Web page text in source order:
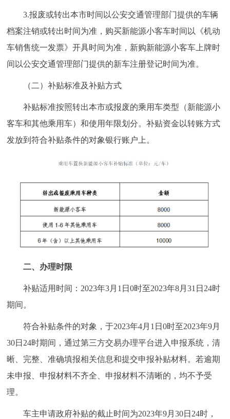
3.报废或转出本市时间以公安交通管理部门提供的车辆
档案注销或转出时间为准，购买新能源小客车时间以《机动
车销售统一发票》开具时间为准，新购新能源小客车上牌时
间以公安交通管理部门提供的新车注册登记时间为准。
（二）补贴标准及补贴方式
补贴标准按照转出本市或报废的乘用车类型（新能源小
客车和其他乘用车）和使用年限划分。补贴资金以转账方式
发放到符合补贴条件的对象银行账户上。
二、办理时限
补贴适用时间：2023年3月1日0时至2023年8月31日24时
期间。
符合补贴条件的对象，于2023年4月1日0时至2023年9月
30日24时期间，通过第三方交易办理平台进入申报系统，清
晰、完整、准确填报相关信息和提交申报补贴材料。若逾期
未申报、申报材料不齐全、申报材料不清晰的，均不予受
理。
车主申请政府补贴的截止时间为2023年9月30日24时，